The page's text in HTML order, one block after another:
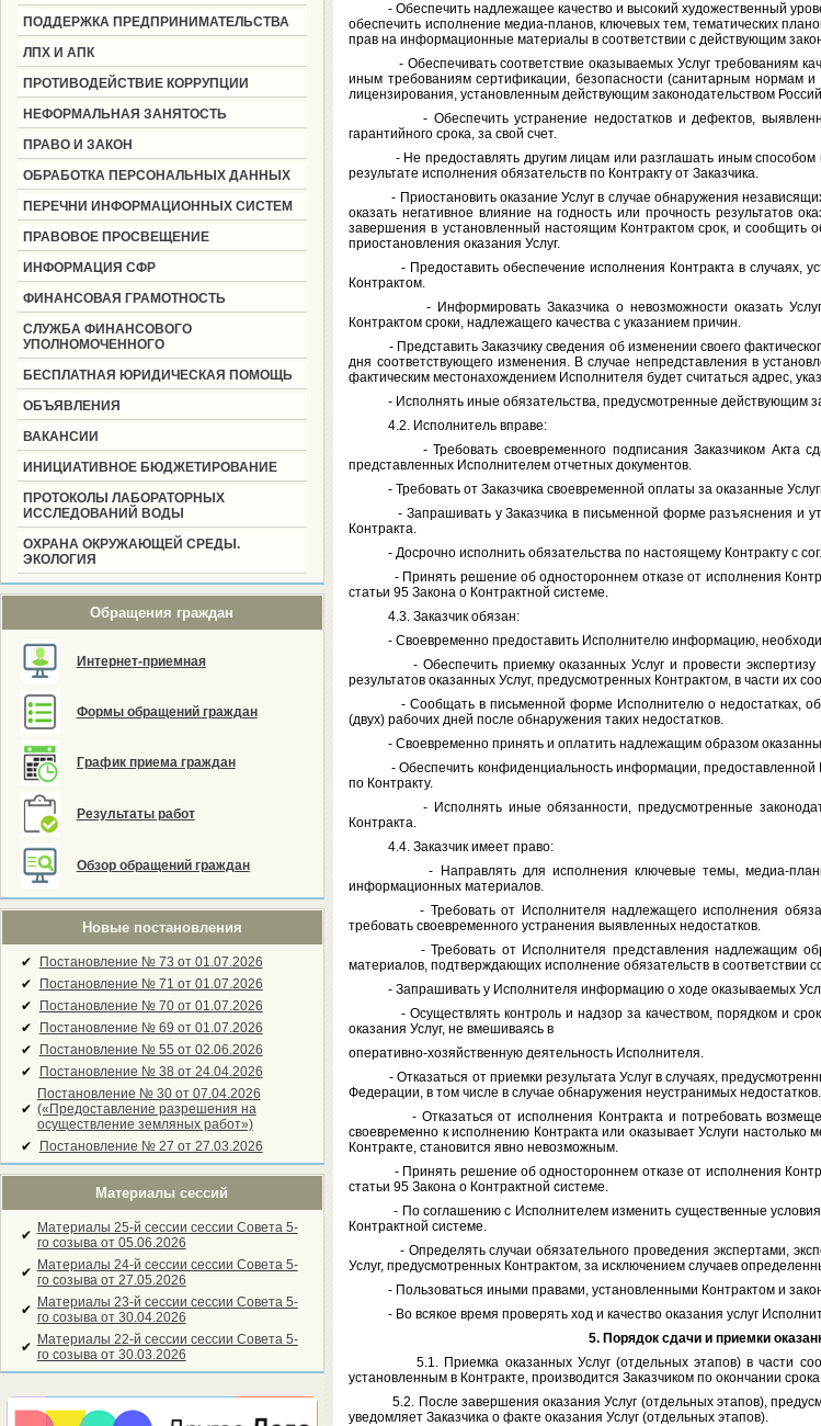
ПОДДЕРЖКА ПРЕДПРИНИМАТЕЛЬСТВА
ЛПХ И АПК
ПРОТИВОДЕЙСТВИЕ КОРРУПЦИИ
НЕФОРМАЛЬНАЯ ЗАНЯТОСТЬ
ПРАВО И ЗАКОН
ОБРАБОТКА ПЕРСОНАЛЬНЫХ ДАННЫХ
ПЕРЕЧНИ ИНФОРМАЦИОННЫХ СИСТЕМ
ПРАВОВОЕ ПРОСВЕЩЕНИЕ
ИНФОРМАЦИЯ СФР
ФИНАНСОВАЯ ГРАМОТНОСТЬ
СЛУЖБА ФИНАНСОВОГО
УПОЛНОМОЧЕННОГО
БЕСПЛАТНАЯ ЮРИДИЧЕСКАЯ ПОМОЩЬ
ОБЪЯВЛЕНИЯ
ВАКАНСИИ
ИНИЦИАТИВНОЕ БЮДЖЕТИРОВАНИЕ
ПРОТОКОЛЫ ЛАБОРАТОРНЫХ
ИССЛЕДОВАНИЙ ВОДЫ
ОХРАНА ОКРУЖАЮЩЕЙ СРЕДЫ.
ЭКОЛОГИЯ
Обращения граждан
Интернет-приемная
Формы обращений граждан
График приема граждан
Результаты работ
Обзор обращений граждан
Новые постановления
✔
Постановление № 73 от 01.07.2026
✔
Постановление № 71 от 01.07.2026
✔
Постановление № 70 от 01.07.2026
✔
Постановление № 69 от 01.07.2026
✔
Постановление № 55 от 02.06.2026
✔
Постановление № 38 от 24.04.2026
✔
Постановление № 30 от 07.04.2026
(«Предоставление разрешения на
осуществление земляных работ»)
✔
Постановление № 27 от 27.03.2026
Материалы сессий
✔ Материалы 25-й сессии сессии Совета 5-
го созыва от 05.06.2026
✔ Материалы 24-й сессии сессии Совета 5-
го созыва от 27.05.2026
✔ Материалы 23-й сессии сессии Совета 5-
го созыва от 30.04.2026
✔ Материалы 22-й сессии сессии Совета 5-
го созыва от 30.03.2026
- Обеспечить надлежащее качество и высокий художественный
обеспечить исполнение медиа-планов, ключевых тем, тематических
прав на информационные материалы в соответствии с действующим
- Обеспечивать соответствие оказываемых Услуг требованиям
иным требованиям сертификации, безопасности (санитарным нормам и
лицензирования, установленным действующим законодательством
- Обеспечить устранение недостатков и дефектов,
гарантийного срока, за свой счет.
- Не предоставлять другим лицам или разглашать иным способом
результате исполнения обязательств по Контракту от Заказчика.
- Приостановить оказание Услуг в случае обнаружения независящих
оказать негативное влияние на годность или прочность результатов
завершения в установленный настоящим Контрактом срок, и сообщить
приостановления оказания Услуг.
- Предоставить обеспечение исполнения Контракта в случаях,
Контрактом.
- Информировать Заказчика о невозможности оказать
Контрактом сроки, надлежащего качества с указанием причин.
- Представить Заказчику сведения об изменении своего
дня соответствующего изменения. В случае непредставления в
фактическим местонахождением Исполнителя будет считаться адрес,
- Исполнять иные обязательства, предусмотренные действующим
4.2. Исполнитель вправе:
- Требовать своевременного подписания Заказчиком Акта
представленных Исполнителем отчетных документов.
- Требовать от Заказчика своевременной оплаты за оказанные
- Запрашивать у Заказчика в письменной форме разъяснения и
Контракта.
- Досрочно исполнить обязательства по настоящему Контракту с
- Принять решение об одностороннем отказе от исполнения
статьи 95 Закона о Контрактной системе.
4.3. Заказчик обязан:
- Своевременно предоставить Исполнителю информацию,
- Обеспечить приемку оказанных Услуг и провести экспертизу
результатов оказанных Услуг, предусмотренных Контрактом, в части их
- Сообщать в письменной форме Исполнителю о недостатках,
(двух) рабочих дней после обнаружения таких недостатков.
- Своевременно принять и оплатить надлежащим образом оказанные
- Обеспечить конфиденциальность информации, предоставленной
по Контракту.
- Исполнять иные обязанности, предусмотренные
Контракта.
4.4. Заказчик имеет право:
- Направлять для исполнения ключевые темы, медиа-планы,
информационных материалов.
- Требовать от Исполнителя надлежащего исполнения
требовать своевременного устранения выявленных недостатков.
- Требовать от Исполнителя представления надлежащим
материалов, подтверждающих исполнение обязательств в соответствии
- Запрашивать у Исполнителя информацию о ходе оказываемых
- Осуществлять контроль и надзор за качеством, порядком и
оказания Услуг, не вмешиваясь в
оперативно-хозяйственную деятельность Исполнителя.
- Отказаться от приемки результата Услуг в случаях,
Федерации, в том числе в случае обнаружения неустранимых недостатков.
- Отказаться от исполнения Контракта и потребовать
своевременно к исполнению Контракта или оказывает Услуги настолько
Контракте, становится явно невозможным.
- Принять решение об одностороннем отказе от исполнения
статьи 95 Закона о Контрактной системе.
- По соглашению с Исполнителем изменить существенные условия
Контрактной системе.
- Определять случаи обязательного проведения экспертами,
Услуг, предусмотренных Контрактом, за исключением случаев
- Пользоваться иными правами, установленными Контрактом и
- Во всякое время проверять ход и качество оказания услуг
5. Порядок сдачи и приемки
5.1. Приемка оказанных Услуг (отдельных этапов) в части
установленным в Контракте, производится Заказчиком по окончании
5.2. После завершения оказания Услуг (отдельных этапов),
уведомляет Заказчика о факте оказания Услуг (отдельных этапов).